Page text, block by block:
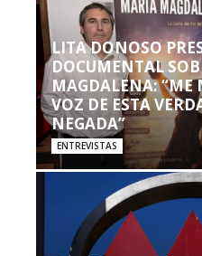
LITA DONOSO
DOCUMENTAL
MAGDALENA: “ME
VOZ DE ESTA
NEGADA”
ENTREVISTAS